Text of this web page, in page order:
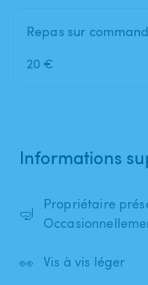
Repas sur
20 €
Informations
🤿
Propriétaire
👀 Vis à vis léger